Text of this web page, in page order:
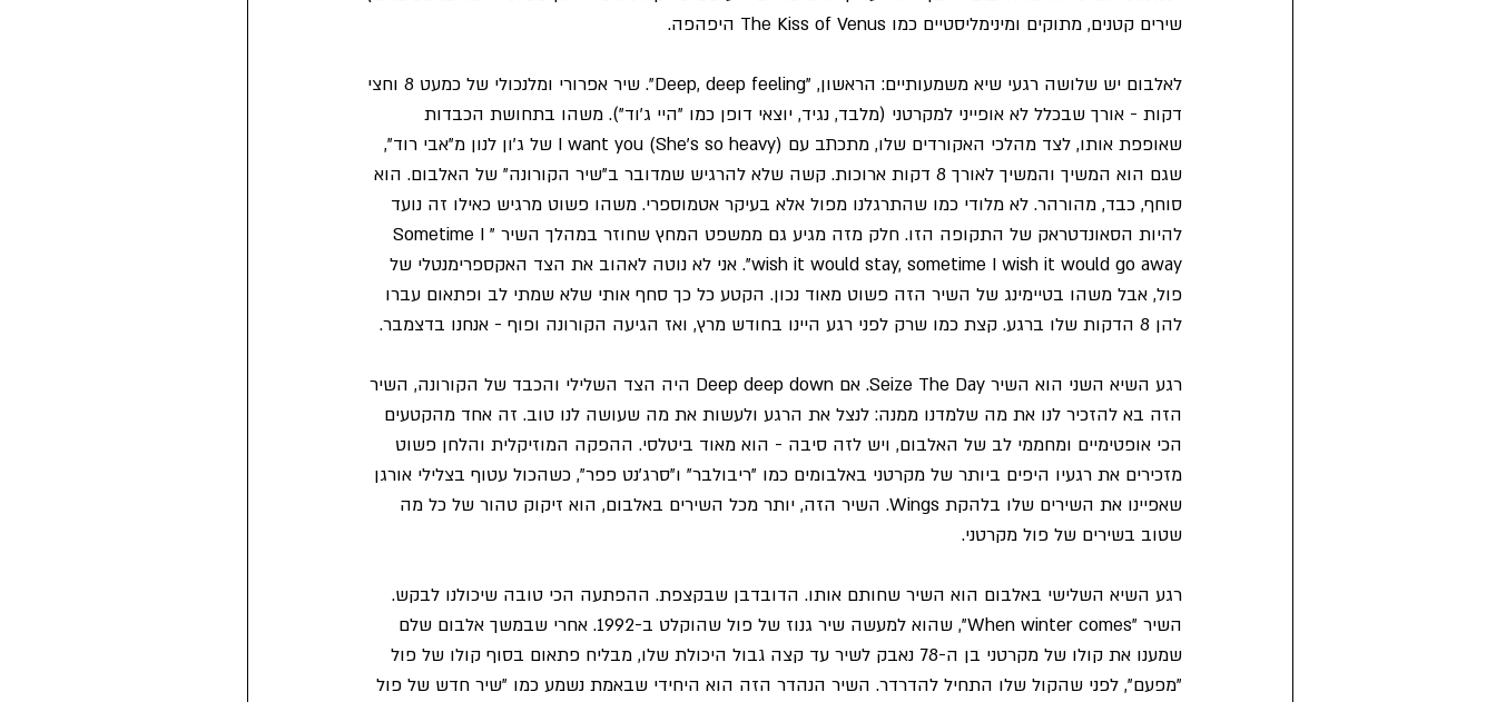
שירים קטנים, מתוקים ומינימליסטיים כמו The Kiss of Venus היפהפה.
לאלבום יש שלושה רגעי שיא משמעותיים: הראשון, "Deep, deep feeling". שיר אפרורי ומלנכולי של כמעט 8 וחצי
דקות - אורך שבכלל לא אופייני למקרטני (מלבד, נגיד, יוצאי דופן כמו "היי ג'וד"). משהו בתחושת הכבדות
שאופפת אותו, לצד מהלכי האקורדים שלו, מתכתב עם I want you (She's so heavy) של ג'ון לנון מ"אבי רוד",
שגם הוא המשיך והמשיך לאורך 8 דקות ארוכות. קשה שלא להרגיש שמדובר ב"שיר הקורונה" של האלבום. הוא
סוחף, כבד, מהורהר. לא מלודי כמו שהתרגלנו מפול אלא בעיקר אטמוספרי. משהו פשוט מרגיש כאילו זה נועד
להיות הסאונדטראק של התקופה הזו. חלק מזה מגיע גם ממשפט המחץ שחוזר במהלך השיר "Sometime I
wish it would stay, sometime I wish it would go away". אני לא נוטה לאהוב את הצד האקספרימנטלי של
פול, אבל משהו בטיימינג של השיר הזה פשוט מאוד נכון. הקטע כל כך סחף אותי שלא שמתי לב ופתאום עברו
להן 8 הדקות שלו ברגע. קצת כמו שרק לפני רגע היינו בחודש מרץ, ואז הגיעה הקורונה ופוף - אנחנו בדצמבר.
רגע השיא השני הוא השיר Seize The Day. אם Deep deep down היה הצד השלילי והכבד של הקורונה, השיר
הזה בא להזכיר לנו את מה שלמדנו ממנה: לנצל את הרגע ולעשות את מה שעושה לנו טוב. זה אחד מהקטעים
הכי אופטימיים ומחממי לב של האלבום, ויש לזה סיבה - הוא מאוד ביטלסי. ההפקה המוזיקלית והלחן פשוט
מזכירים את רגעיו היפים ביותר של מקרטני באלבומים כמו "ריבולבר" ו"סרג'נט פפר", כשהכול עטוף בצלילי אורגן
שאפיינו את השירים שלו בלהקת Wings. השיר הזה, יותר מכל השירים באלבום, הוא זיקוק טהור של כל מה
שטוב בשירים של פול מקרטני.
רגע השיא השלישי באלבום הוא השיר שחותם אותו. הדובדבן שבקצפת. ההפתעה הכי טובה שיכולנו לבקש.
השיר "When winter comes", שהוא למעשה שיר גנוז של פול שהוקלט ב-1992. אחרי שבמשך אלבום שלם
שמענו את קולו של מקרטני בן ה-78 נאבק לשיר עד קצה גבול היכולת שלו, מבליח פתאום בסוף קולו של פול
"מפעם", לפני שהקול שלו התחיל להדרדר. השיר הנהדר הזה הוא היחידי שבאמת נשמע כמו "שיר חדש של פול